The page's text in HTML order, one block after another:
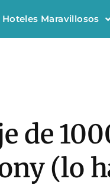
Hoteles Maravillosos
de
(lo